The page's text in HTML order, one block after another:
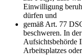
Einwilligung
dürfen und
gemäß Art. 77
beschweren. In
Aufsichtsbehörde
Arbeitsplatzes